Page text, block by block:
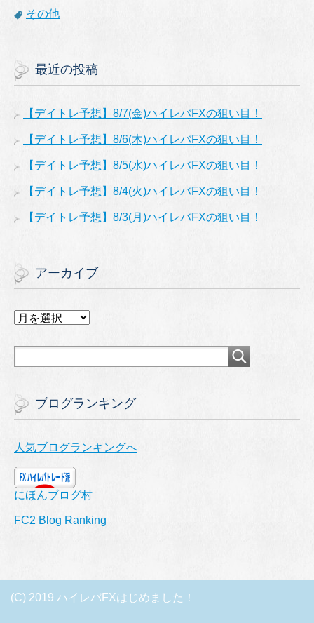
その他
最近の投稿
【デイトレ予想】8/7(金)ハイレバFXの狙い目！
【デイトレ予想】8/6(木)ハイレバFXの狙い目！
【デイトレ予想】8/5(水)ハイレバFXの狙い目！
【デイトレ予想】8/4(火)ハイレバFXの狙い目！
【デイトレ予想】8/3(月)ハイレバFXの狙い目！
アーカイブ
ア
カ
ブログランキング
人気ブログランキングへ
にほんブログ村
FC2 Blog Ranking
(C) 2019 ハイレバFXはじめました！